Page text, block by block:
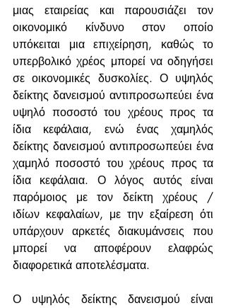
μιας εταιρείας και παρουσιάζει τον
οικονομικό κίνδυνο στον οποίο
υπόκειται μια επιχείρηση, καθώς το
υπερβολικό χρέος μπορεί να οδηγήσει
σε οικονομικές δυσκολίες. Ο υψηλός
δείκτης δανεισμού αντιπροσωπεύει ένα
υψηλό ποσοστό του χρέους προς τα
ίδια κεφάλαια, ενώ ένας χαμηλός
δείκτης δανεισμού αντιπροσωπεύει ένα
χαμηλό ποσοστό του χρέους προς τα
ίδια κεφάλαια. Ο λόγος αυτός είναι
παρόμοιος με τον δείκτη χρέους /
ιδίων κεφαλαίων, με την εξαίρεση ότι
υπάρχουν αρκετές διακυμάνσεις που
μπορεί να αποφέρουν ελαφρώς
διαφορετικά αποτελέσματα.
Ο υψηλός δείκτης δανεισμού είναι